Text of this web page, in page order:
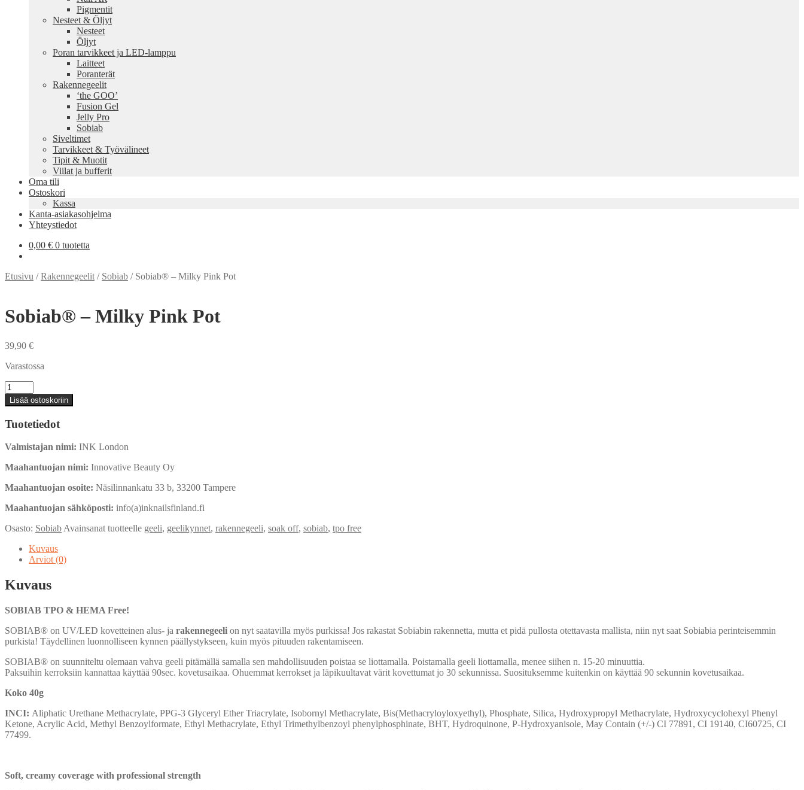
Pigmentit
Nesteet & Öljyt
Nesteet
Öljyt
Poran tarvikkeet ja LED-lamppu
Laitteet
Poranterät
Rakennegeelit
‘the GOO’
Fusion Gel
Jelly Pro
Sobiab
Siveltimet
Tarvikkeet & Työvälineet
Tipit & Muotit
Viilat ja bufferit
Oma tili
Ostoskori
Kassa
Kanta-asiakasohjelma
Yhteystiedot
0,00 € 0 tuotetta
Etusivu /Rakennegeelit / Sobiab / Sobiab® – Milky Pink Pot
Sobiab® – Milky Pink Pot
39,90 €
Varastossa
Sobiab®
-
Milky
Pink
Pot
Lisää ostoskoriin
Tuotetiedot
Valmistajan nimi: INK London
Maahantuojan nimi: Innovative Beauty Oy
Maahantuojan osoite: Näsilinnankatu 33 b, 33200 Tampere
Maahantuojan sähköposti: info(a)inknailsfinland.fi
Osasto: Sobiab Avainsanat tuotteelle geeli, geelikynnet, rakennegeeli, soak off, sobiab, tpo free
Kuvaus
Arviot (0)
Kuvaus
SOBIAB TPO & HEMA Free!
SOBIAB® on UV/LED kovetteinen alus- ja rakennegeeli on nyt saatavilla myös purkissa! Jos rakastat Sobiabin rakennetta, mutta et pidä pullosta otettavasta mallista, niin nyt saat Sobiabia perinteisemmin
purkista! Täydellinen luonnolliseen kynnen päällystykseen, kuin myös pituuden rakentamiseen.
SOBIAB® on suunniteltu olemaan vahva geeli pitämällä samalla sen mahdollisuuden poistaa se liottamalla. Poistamalla geeli liottamalla, menee siihen n. 15-20 minuuttia.
Paksuihin kerroksiin kannattaa käyttää 90sec. kovetusaikaa. Ohuemmat kerrokset ja läpikuultavat värit kovettumat jo 30 sekunnissa. Suosituksemme kuitenkin on käyttää 90 sekunnin kovetusaikaa.
Koko 40g
INCI: Aliphatic Urethane Methacrylate, PPG-3 Glyceryl Ether Triacrylate, Isobornyl Methacrylate, Bis(Methacryloyloxyethyl), Phosphate, Silica, Hydroxypropyl Methacrylate, Hydroxycyclohexyl Phenyl
Ketone, Acrylic Acid, Methyl Benzoylformate, Ethyl Methacrylate, Ethyl Trimethylbenzoyl phenylphosphinate, BHT, Hydroquinone, P-Hydroxyanisole, May Contain (+/-) CI 77891, CI 19140, CI60725, CI
77499.
Soft, creamy coverage with professional strength